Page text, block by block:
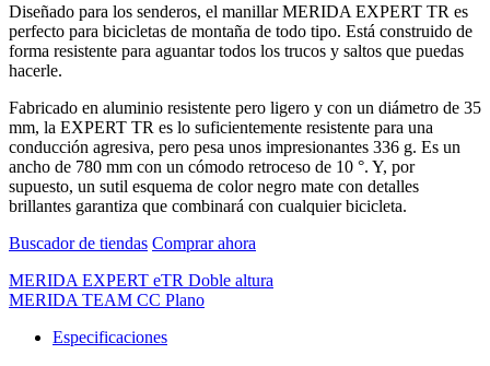
Diseñado para los senderos, el manillar MERIDA EXPERT TR es
perfecto para bicicletas de montaña de todo tipo. Está construido de
forma resistente para aguantar todos los trucos y saltos que puedas
hacerle.
Fabricado en aluminio resistente pero ligero y con un diámetro de 35
mm, la EXPERT TR es lo suficientemente resistente para una
conducción agresiva, pero pesa unos impresionantes 336 g. Es un
ancho de 780 mm con un cómodo retroceso de 10 °. Y, por
supuesto, un sutil esquema de color negro mate con detalles
brillantes garantiza que combinará con cualquier bicicleta.
Buscador de tiendas Comprar ahora
MERIDA EXPERT eTR Doble altura
MERIDA TEAM CC Plano
Especificaciones